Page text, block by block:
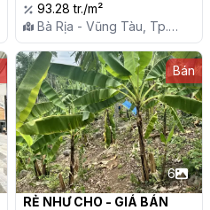
93.28 tr./m²
Bà Rịa - Vũng Tàu, Tp.
Vũng Tàu, P. 4
Bán
6
RẺ NHƯ CHO - GIÁ BÁN